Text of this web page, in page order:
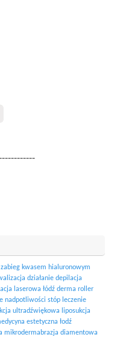
kwasem hialuronowym
działanie depilacja
laserowa łódź derma roller
nadpotliwości stóp leczenie
ultradźwiękowa liposukcja
estetyczna łodź
mikrodermabrazja diamentowa